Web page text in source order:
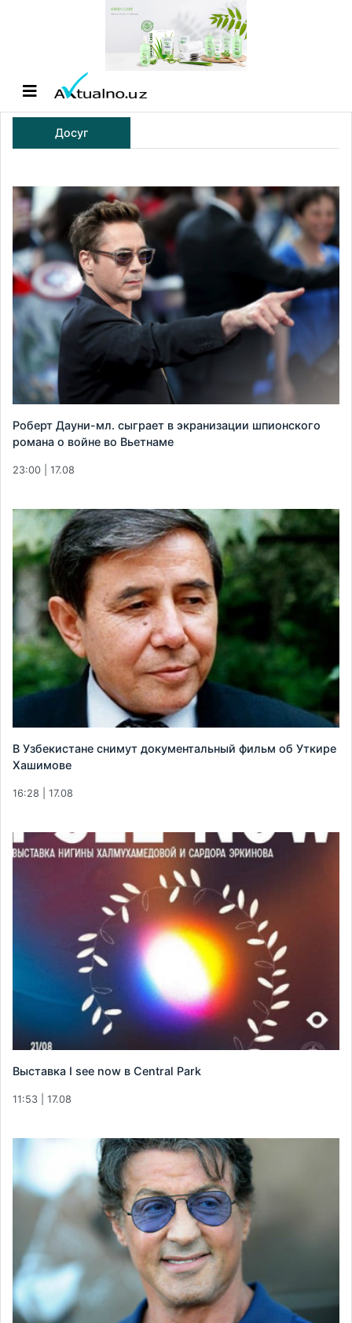
Досуг
Роберт Дауни-мл. сыграет в экранизации шпионского
романа о войне во Вьетнаме
23:00 | 17.08
В Узбекистане снимут документальный фильм об Уткире
Хашимове
16:28 | 17.08
Выставка I see now в Central Park
11:53 | 17.08